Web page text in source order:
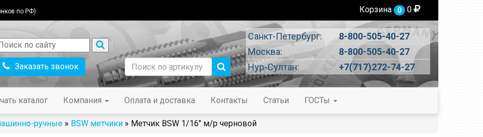
по РФ) Корзина 0 0
Заказать звонок
Санкт-Петербург:
8-800-505-40-27
Москва:
8-800-505-40-27
Нур-Султан:
+7(717)272-74-27
каталог Компания Оплата и доставка Контакты Статьи ГОСТы
ручные » BSW метчики » Метчик BSW 1/16" м/р черновой